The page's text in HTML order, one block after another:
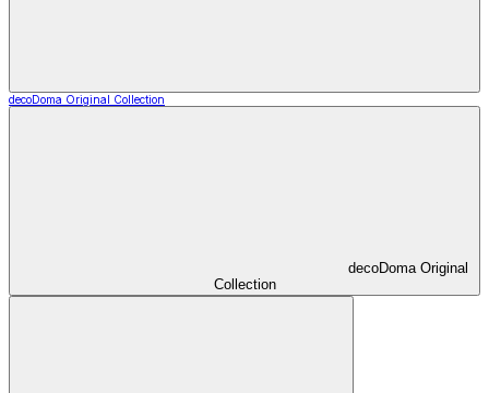
decoDoma Original Collection
decoDoma Original
Collection